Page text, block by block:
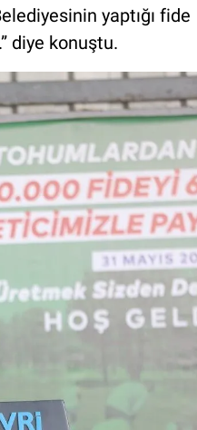
yaptığı fide
diye konuştu.